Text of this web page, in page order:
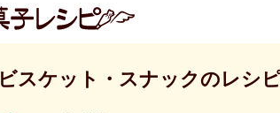
ビスケット・スナックのレシ